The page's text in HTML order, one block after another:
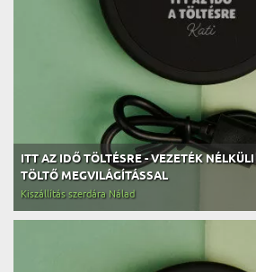
ITT AZ IDŐ TÖLTÉSRE - VEZETÉK NÉLKÜLI
TÖLTŐ MEGVILÁGÍTÁSSAL
Kiszállítás szerdára Nálad